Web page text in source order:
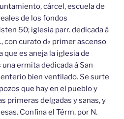
cárcel, escuela de
de los fondos
50; iglesia parr. dedicada á
con curato d« primer ascenso
que es aneja la iglesia de
ermita dedicada á San
bien ventilado. Se surte
que hay en el pueblo y
primeras delgadas y sanas, y
Confina el Térm. por N.